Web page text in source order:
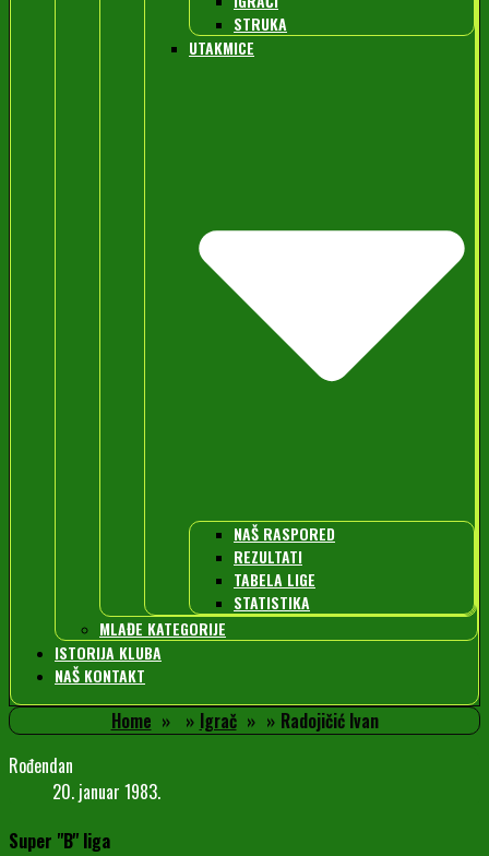
STRUKA
UTAKMICE
NAŠ RASPORED
REZULTATI
TABELA LIGE
STATISTIKA
MLAĐE KATEGORIJE
ISTORIJA KLUBA
NAŠ KONTAKT
Home Igrač
Radojičić Ivan
Rođendan
20. januar 1983.
Super "B" liga